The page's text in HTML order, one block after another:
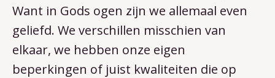
Want in Gods ogen zijn we allemaal even
geliefd. We verschillen misschien van
elkaar, we hebben onze eigen
beperkingen of juist kwaliteiten die op